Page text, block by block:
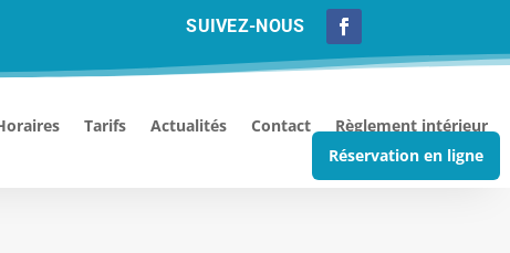
Tarifs Actualités Contact
Règlement intérieur
Réservation en ligne